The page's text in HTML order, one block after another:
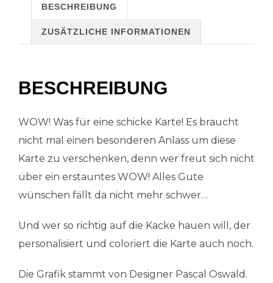
BESCHREIBUNG
ZUSÄTZLICHE INFORMATIONEN
BESCHREIBUNG
WOW! Was für eine schicke Karte! Es braucht
nicht mal einen besonderen Anlass um diese
Karte zu verschenken, denn wer freut sich nicht
über ein erstauntes WOW! Alles Gute
wünschen fällt da nicht mehr schwer…
Und wer so richtig auf die Kacke hauen will, der
personalisiert und coloriert die Karte auch noch.
Die Grafik stammt von Designer Pascal Oswald.